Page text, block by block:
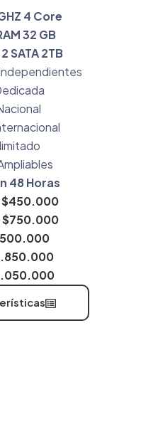
4 Core
32 GB
SATA 2TB
independientes
48 Horas
$450.000
$750.000